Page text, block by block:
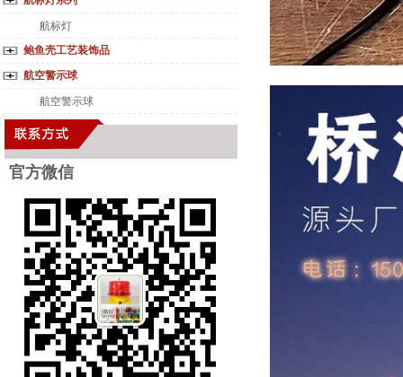
航标灯
鲍鱼壳工艺装饰品
航空警示球
航空警示球
官方微信